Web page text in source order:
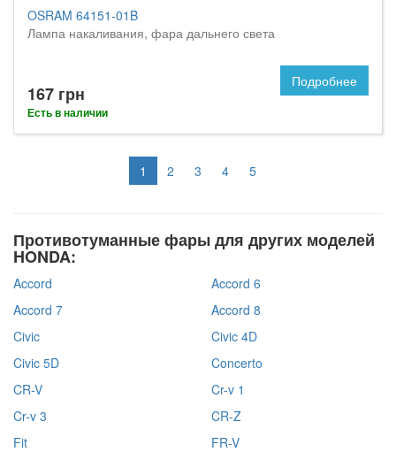
OSRAM 64151-01B
Лампа накаливания, фара дальнего света
167 грн
Есть в наличии
Подробнее
1 2 3 4 5
Противотуманные фары для других моделей
HONDA:
Accord
Accord 6
Accord 7
Accord 8
Civic
Civic 4D
Civic 5D
Concerto
CR-V
Cr-v 1
Cr-v 3
CR-Z
Fit
FR-V